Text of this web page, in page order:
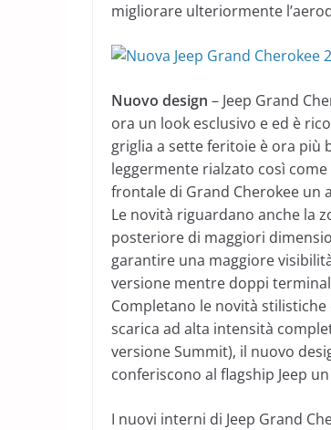
migliorare ulteriormente
Nuovo design – Jeep Grand
ora un look esclusivo e ed è
griglia a sette feritoie è ora più
leggermente rialzato così
frontale di Grand Cherokee un
Le novità riguardano anche la
posteriore di maggiori
garantire una maggiore
versione mentre doppi
Completano le novità stilistiche
scarica ad alta intensità
versione Summit), il nuovo
conferiscono al flagship Jeep
I nuovi interni di Jeep Grand